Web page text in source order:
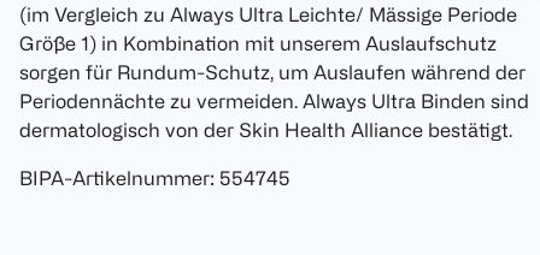
(im Vergleich zu Always Ultra Leichte/ Mässige Periode
Größe 1) in Kombination mit unserem Auslaufschutz
sorgen für Rundum-Schutz, um Auslaufen während der
Periodennächte zu vermeiden. Always Ultra Binden sind
dermatologisch von der Skin Health Alliance bestätigt.
BIPA-Artikelnummer: 554745